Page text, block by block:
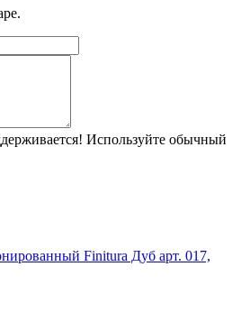
Используйте обычный
Finitura Дуб арт. 017,